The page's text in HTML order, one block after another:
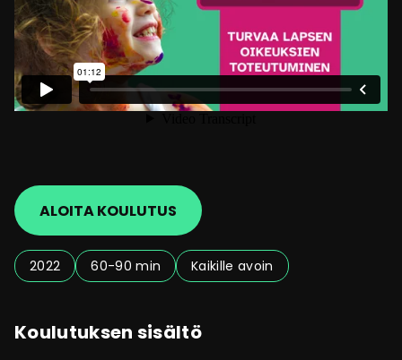
ALOITA KOULUTUS
2022 60-90 min Kaikille avoin
Koulutuksen sisältö